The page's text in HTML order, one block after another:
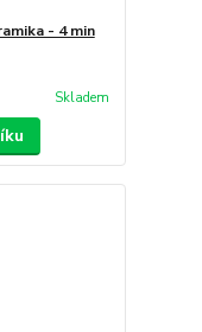
- 4 min
Skladem